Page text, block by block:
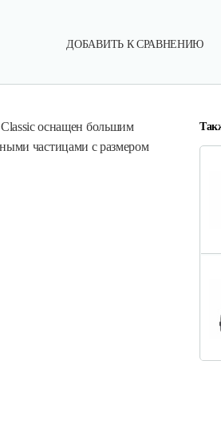
ДОБАВИТЬ К СРАВНЕНИЮ
оснащен большим
частицами с размером